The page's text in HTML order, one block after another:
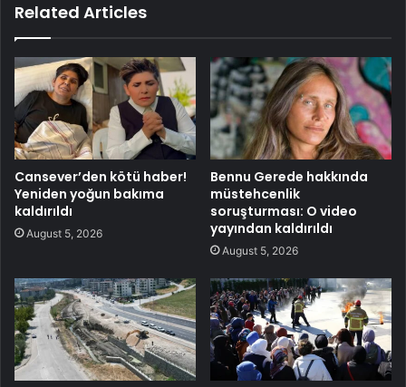
Related Articles
Cansever’den kötü haber!
Yeniden yoğun bakıma
kaldırıldı
August 5, 2026
Bennu Gerede hakkında
müstehcenlik
soruşturması: O video
yayından kaldırıldı
August 5, 2026